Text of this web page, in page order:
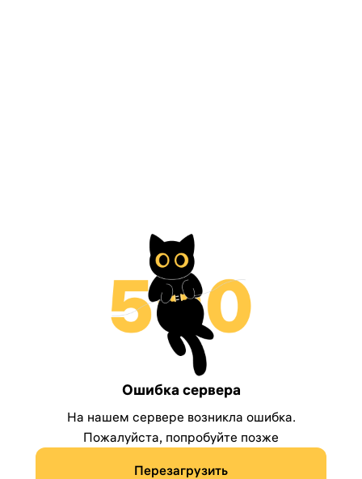
Ошибка сервера
На нашем сервере возникла ошибка.
Пожалуйста, попробуйте позже
Перезагрузить